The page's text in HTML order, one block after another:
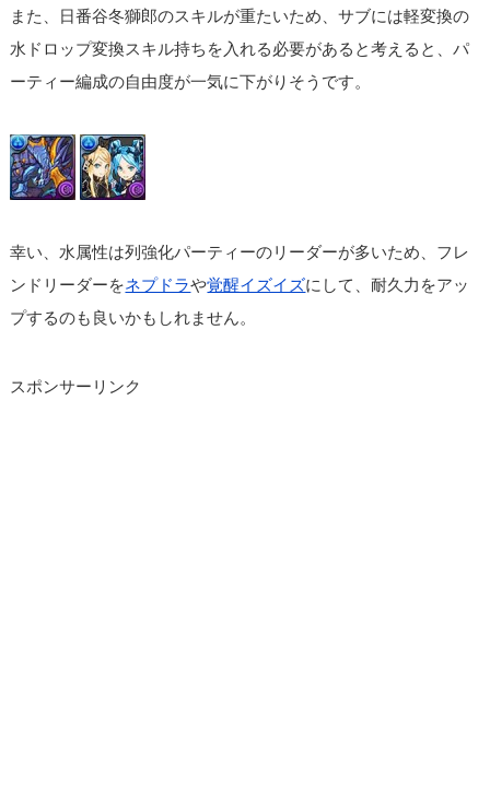
また、日番谷冬獅郎のスキルが重たいため、サブには軽変換の
水ドロップ変換スキル持ちを入れる必要があると考えると、パ
ーティー編成の自由度が一気に下がりそうです。
幸い、水属性は列強化パーティーのリーダーが多いため、フレ
ンドリーダーをネプドラや覚醒イズイズにして、耐久力をアッ
プするのも良いかもしれません。
スポンサーリンク